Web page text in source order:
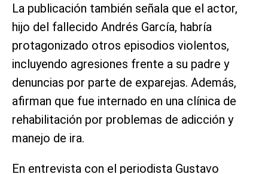
La publicación también señala que el actor,
hijo del fallecido Andrés García, habría
protagonizado otros episodios violentos,
incluyendo agresiones frente a su padre y
denuncias por parte de exparejas. Además,
afirman que fue internado en una clínica de
rehabilitación por problemas de adicción y
manejo de ira.
En entrevista con el periodista Gustavo